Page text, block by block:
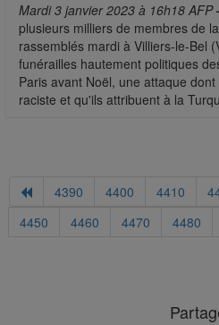
Mardi 3 janvier 2023 à 16h18 AFP
plusieurs milliers de membres de
rassemblés mardi à Villiers-le-Bel
funérailles hautement politiques
Paris avant Noël, une attaque
raciste et qu'ils attribuent à la
4390 4400 4410
4450
4460 4470 4480